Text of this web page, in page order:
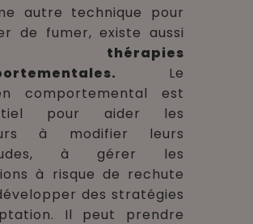
autre technique pour
de fumer, existe aussi
thérapies
Le
comportemental est
pour aider les
à modifier leurs
à gérer les
à risque de rechute
des stratégies
Il peut prendre